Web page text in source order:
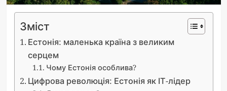
Зміст
Естонія: маленька країна з великим
серцем
Чому Естонія особлива?
Цифрова революція: Естонія як ІТ-лідер